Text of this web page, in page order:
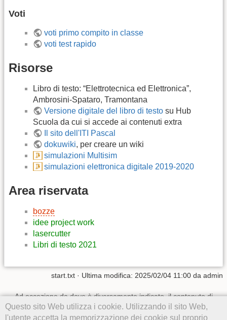
Voti
voti primo compito in classe
voti test rapido
Risorse
Libro di testo: “Elettrotecnica ed Elettronica”,
Ambrosini-Spataro, Tramontana
Versione digitale del libro di testo su Hub
Scuola da cui si accede ai contenuti extra
Il sito dell'ITI Pascal
dokuwiki, per creare un wiki
simulazioni Multisim
simulazioni elettronica digitale 2019-2020
Area riservata
bozze
idee project work
lasercutter
Libri di testo 2021
Questo sito Web utilizza i cookie. Utilizzando il sito Web,
l'utente accetta la memorizzazione dei cookie sul proprio
start.txt · Ultima modifica: 2025/02/04 11:00 da admin
Ad eccezione da dove è diversamente indicato, il contenuto di
questo wiki è soggetto alla seguente licenza:
CC Attribution-
Noncommercial-Share Alike 4.0 International